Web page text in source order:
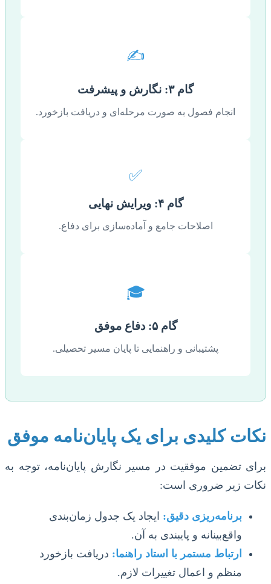
✍️
گام ۳: نگارش و پیشرفت
انجام فصول به صورت مرحله‌ای و دریافت بازخورد.
✅
گام ۴: ویرایش نهایی
اصلاحات جامع و آماده‌سازی برای دفاع.
🎓
گام ۵: دفاع موفق
پشتیبانی و راهنمایی تا پایان مسیر تحصیلی.
نکات کلیدی برای یک پایان‌نامه موفق
برای تضمین موفقیت در مسیر نگارش پایان‌نامه، توجه به
نکات زیر ضروری است:
برنامه‌ریزی دقیق: ایجاد یک جدول زمان‌بندی
واقع‌بینانه و پایبندی به آن.
ارتباط مستمر با استاد راهنما: دریافت بازخورد
منظم و اعمال تغییرات لازم.